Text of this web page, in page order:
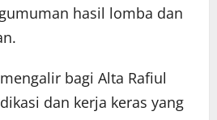
hasil lomba dan
bagi Alta Rafiul
dan kerja keras yang